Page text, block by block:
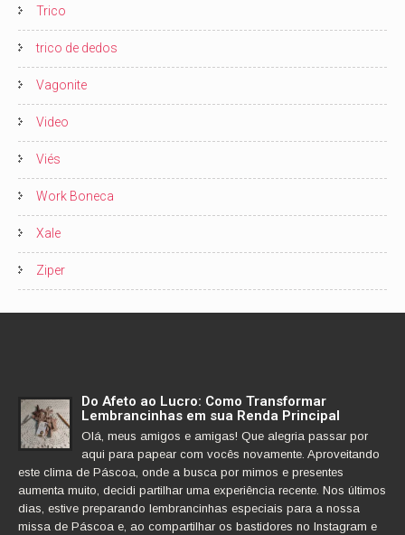
Trico
trico de dedos
Vagonite
Video
Viés
Work Boneca
Xale
Ziper
Do Afeto ao Lucro: Como Transformar
Lembrancinhas em sua Renda Principal
Olá, meus amigos e amigas! Que alegria passar por
aqui para papear com vocês novamente. Aproveitando
este clima de Páscoa, onde a busca por mimos e presentes
aumenta muito, decidi partilhar uma experiência recente. Nos últimos
dias, estive preparando lembrancinhas especiais para a nossa
missa de Páscoa e, ao compartilhar os bastidores no Instagram e